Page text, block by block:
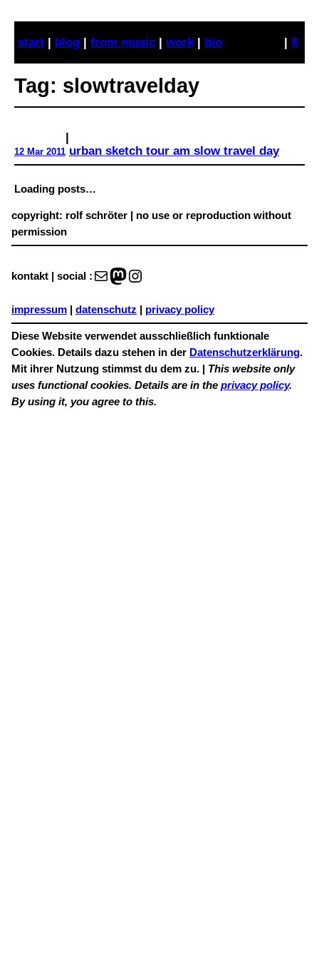
content
start | blog | from music | work | bio | §
Tag: slowtravelday
12 Mar 2011
|
urban sketch tour am slow travel day
Loading posts…
copyright: rolf schröter | no use or reproduction without
permission
kontakt | social : Mail Mastodon Instagram
impressum datenschutz privacy policy
Diese Website verwendet ausschließlich funktionale
Cookies. Details dazu stehen in der Datenschutzerklärung.
Mit ihrer Nutzung stimmst du dem zu. | This website only
uses functional cookies. Details are in the privacy policy.
By using it, you agree to this.